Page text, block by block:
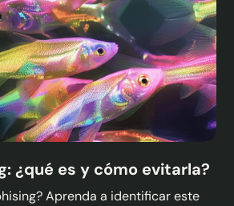
¿qué es y cómo evitarla?
Aprenda a identificar este